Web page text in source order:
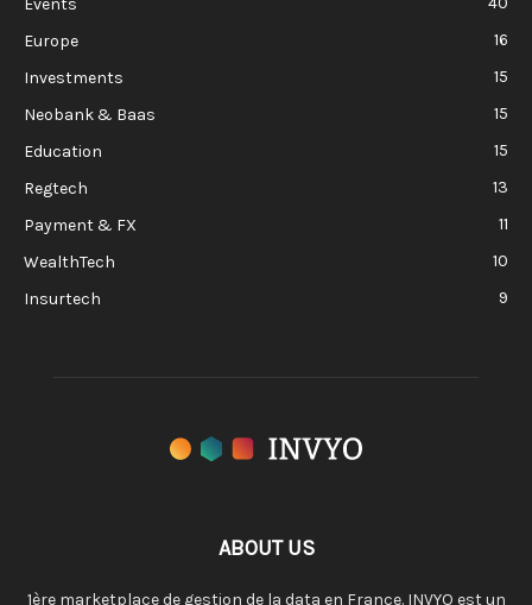
Events
Europe
16
Investments
15
Neobank & Baas
15
Education
15
Regtech
13
Payment & FX
11
WealthTech
10
Insurtech
9
ABOUT US
1ère marketplace de gestion de la data en France. INVYO est un